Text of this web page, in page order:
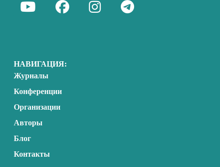
НАВИГАЦИЯ:
Журналы
Конференции
Организации
Авторы
Блог
Контакты